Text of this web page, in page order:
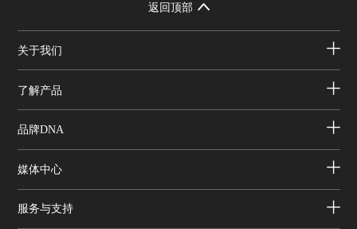
返回顶部
关于我们
了解产品
品牌DNA
媒体中心
服务与支持